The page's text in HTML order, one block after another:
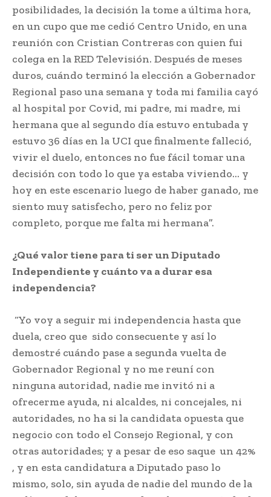
posibilidades, la decisión la tome a última hora,
en un cupo que me cedió Centro Unido, en una
reunión con Cristian Contreras con quien fui
colega en la RED Televisión. Después de meses
duros, cuándo terminó la elección a Gobernador
Regional paso una semana y toda mi familia cayó
al hospital por Covid, mi padre, mi madre, mi
hermana que al segundo día estuvo entubada y
estuvo 36 días en la UCI que finalmente falleció,
vivir el duelo, entonces no fue fácil tomar una
decisión con todo lo que ya estaba viviendo… y
hoy en este escenario luego de haber ganado, me
siento muy satisfecho, pero no feliz por
completo, porque me falta mi hermana”.
¿Qué valor tiene para ti ser un Diputado
Independiente y cuánto va a durar esa
independencia?
“Yo voy a seguir mi independencia hasta que
duela, creo que sido consecuente y así lo
demostré cuándo pase a segunda vuelta de
Gobernador Regional y no me reuní con
ninguna autoridad, nadie me invitó ni a
ofrecerme ayuda, ni alcaldes, ni concejales, ni
autoridades, no ha si la candidata opuesta que
negocio con todo el Consejo Regional, y con
otras autoridades; y a pesar de eso saque un 42%
, y en esta candidatura a Diputado paso lo
mismo, solo, sin ayuda de nadie del mundo de la